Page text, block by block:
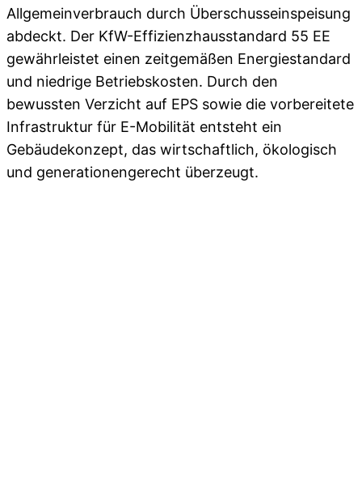
Allgemeinverbrauch durch Überschusseinspeisung
abdeckt. Der KfW-Effizienzhausstandard 55 EE
gewährleistet einen zeitgemäßen Energiestandard
und niedrige Betriebskosten. Durch den
bewussten Verzicht auf EPS sowie die vorbereitete
Infrastruktur für E-Mobilität entsteht ein
Gebäudekonzept, das wirtschaftlich, ökologisch
und generationengerecht überzeugt.